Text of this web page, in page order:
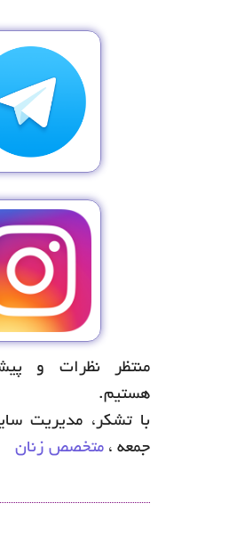
منتظر نظرات و
هستیم.
با تشکر، مدیریت
جمعه ، متخصص زنان